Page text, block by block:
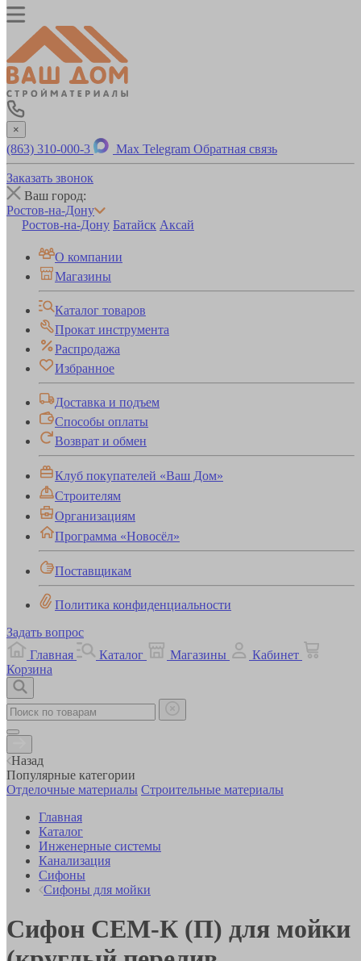
×
(863) 310-000-3 Max Telegram Обратная связь
Заказать звонок
Ваш город:
Ростов-на-Дону
Ростов-на-Дону Батайск Аксай
О компании
Магазины
Каталог товаров
Прокат инструмента
Распродажа
Избранное
Доставка и подъем
Способы оплаты
Возврат и обмен
Клуб покупателей «Ваш Дом»
Строителям
Организациям
Программа «Новосёл»
Поставщикам
Политика конфиденциальности
Задать вопрос
Главная
Каталог Магазины
Кабинет
Корзина
Назад
Популярные категории
Отделочные материалы Строительные материалы
Главная
Каталог
Инженерные системы
Канализация
Сифоны
Сифоны для мойки
Сифон СЕМ-К (П) для мойки